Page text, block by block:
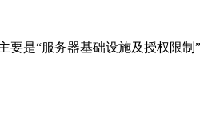
是“服务器基础设施及授权限